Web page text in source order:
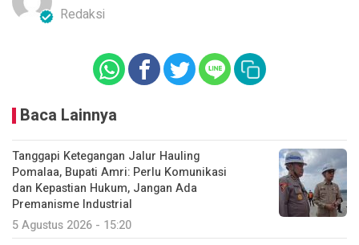
Redaksi
Baca Lainnya
Tanggapi Ketegangan Jalur Hauling
Pomalaa, Bupati Amri: Perlu Komunikasi
dan Kepastian Hukum, Jangan Ada
Premanisme Industrial
5 Agustus 2026 - 15:20